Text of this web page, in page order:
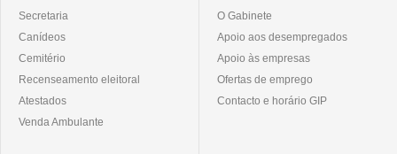
Secretaria
Canídeos
Cemitério
Recenseamento eleitoral
Atestados
Venda Ambulante
O Gabinete
Apoio aos desempregados
Apoio às empresas
Ofertas de emprego
Contacto e horário GIP